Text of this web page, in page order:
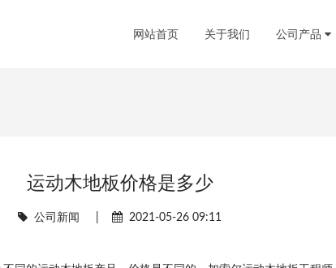
网站首页 关于我们 公司产品
运动木地板价格是多少
公司新闻 2021-05-26 09:11